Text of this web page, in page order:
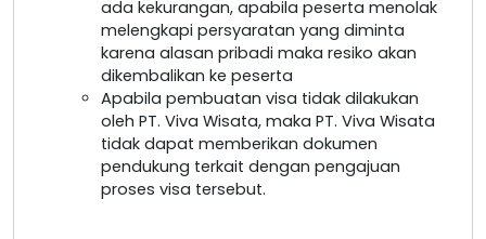
ada kekurangan, apabila peserta menolak
melengkapi persyaratan yang diminta
karena alasan pribadi maka resiko akan
dikembalikan ke peserta
Apabila pembuatan visa tidak dilakukan
oleh PT. Viva Wisata, maka PT. Viva Wisata
tidak dapat memberikan dokumen
pendukung terkait dengan pengajuan
proses visa tersebut.